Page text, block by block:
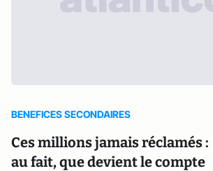
BENEFICES SECONDAIRES
Ces millions jamais réclamés :
au fait, que devient le compte